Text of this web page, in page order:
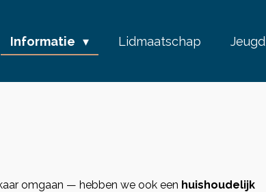
Informatie Lidmaatschap Jeugd
omgaan — hebben we ook een huishoudelijk